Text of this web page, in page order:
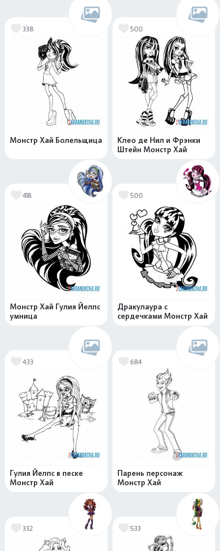
338
Монстр Хай Болельщица
500
Клео де Нил и Фрэнки
Штейн Монстр Хай
418
Монстр Хай Гулия Йелпс
умница
500
Дракулаура с
сердечками Монстр Хай
433
Гулия Йелпс в песке
Монстр Хай
684
Парень персонаж
Монстр Хай
332 533